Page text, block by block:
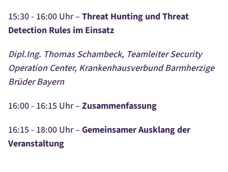
15:30 - 16:00 Uhr – Threat Hunting und Threat
Detection Rules im Einsatz
Dipl.Ing. Thomas Schambeck, Teamleiter Security
Operation Center, Krankenhausverbund Barmherzige
Brüder Bayern
16:00 - 16:15 Uhr – Zusammenfassung
16:15 - 18:00 Uhr – Gemeinsamer Ausklang der
Veranstaltung